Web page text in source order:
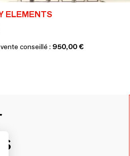
ELEMENTS
conseillé : 950,00 €